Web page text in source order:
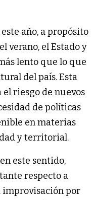
año, a propósito
verano, el Estado y
lento que lo que
del país. Esta
riesgo de nuevos
de políticas
en materias
y territorial.
este sentido,
respecto a
improvisación por